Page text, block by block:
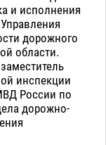
и исполнения
дорожного
области.
инспекции
России по
дорожно-